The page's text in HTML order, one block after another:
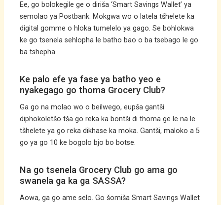
Ee, go bolokegile ge o diriša ‘Smart Savings Wallet’ ya
semolao ya Postbank. Mokgwa wo o latela tšhelete ka
digital gomme o hloka tumelelo ya gago. Se bohlokwa
ke go tsenela sehlopha le batho bao o ba tsebago le go
ba tshepha.
Ke palo efe ya fase ya batho yeo e
nyakegago go thoma Grocery Club?
Ga go na molao wo o beilwego, eupša gantši
diphokoletšo tša go reka ka bontši di thoma ge le na le
tšhelete ya go reka dikhase ka moka. Gantši, maloko a 5
go ya go 10 ke bogolo bjo bo botse.
Na go tsenela Grocery Club go ama go
swanela ga ka ga SASSA?
Aowa, ga go ame selo. Go šomiša Smart Savings Wallet